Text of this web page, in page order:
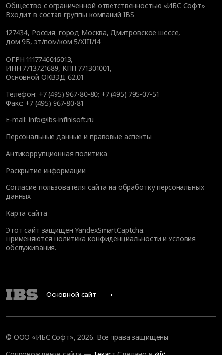
Общество с ограниченной ответственностью «ИБС Софт»
Входит в состав группы компаний IBS
127434, Россия, город Москва, Дмитровское шоссе,
дом 9Б, эт/пом/ком 5/XIII/14
ОГРН 1117746016013,
ИНН 7713721689, КПП 771301001,
Основной ОКВЭД 62.01
Телефон: +7 (495) 967-80-80; +7 (495) 795-07-51
Факс: +7 (495) 967-80-81
E-mail: info@ibs-infinisoft.ru
Персональные данные и правовые аспекты
Антикоррупционная политика
Раскрытие информации
Согласие пользователя сайта на обработку персональных
данных
Карта сайта
Этот сайт защищен YandexSmartCaptcha.
Применяются Политика конфиденциальности иУсловия
обслуживания.
Основной сайт
© ООО «ИБС Софт», 2026. Все права защищены